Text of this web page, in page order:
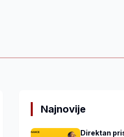
Najnovije
Direktan